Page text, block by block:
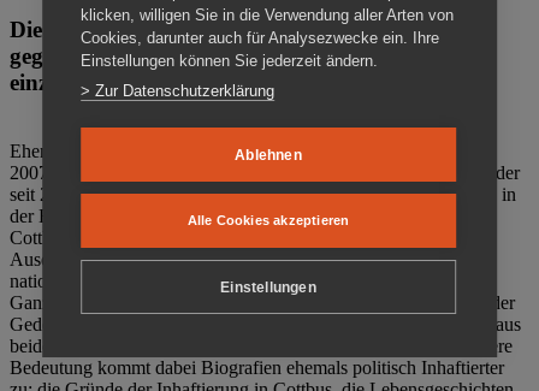
Die Gedenkstätte Zuchthaus Cottbus ist ein Ort
gegen das Vergessen. Anschaulich, nah und
einzigartig.
Ehemalige politische Häftlinge der DDR gründeten im Oktober
2007 den Verein Menschenrechtszentrum Cottbus e. V. (MRZ), der
seit 2011 Eigentümer des ehemaligen Gefängnisses (1860-2002) in
der Bautzener Straße und Träger der Gedenkstätte Zuchthaus
Cottbus ist. Im Zentrum der Arbeit der Gedenkstätte steht die
Auseinandersetzung mit politischem Unrecht während der
nationalsozialistischen Terrorherrschaft und der SED-Diktatur.
Ganzjährig zeigen mehrere Dauer- und Sonderausstellungen in der
Gedenkstätte Zuchthaus Cottbus Beispiele politischen Unrechts aus
beiden deutschen Diktaturen des 20. Jahrhunderts. Eine besondere
Bedeutung kommt dabei Biografien ehemals politisch Inhaftierter
klicken, willigen Sie in die Verwendung aller Arten von
Cookies, darunter auch für Analysezwecke ein. Ihre
Einstellungen können Sie jederzeit ändern.
> Zur Datenschutzerklärung
Ablehnen
Alle Cookies akzeptieren
Einstellungen